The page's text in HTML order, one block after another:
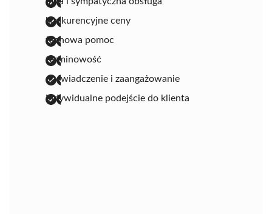
konkurencyjne ceny
fachowa pomoc
terminowość
doświadczenie i zaangażowanie
indywidualne podejście do klienta